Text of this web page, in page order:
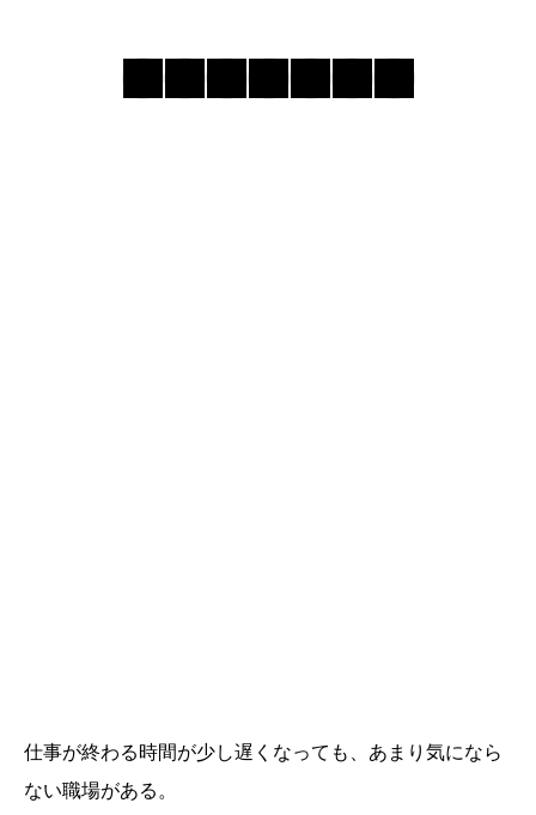
仕事が終わる時間が少し遅くなっても、あまり気になら
ない職場がある。